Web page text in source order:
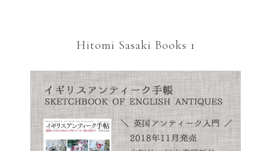
Hitomi Sasaki Books 1